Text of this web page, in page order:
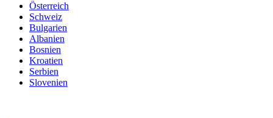
Österreich
Schweiz
Bulgarien
Albanien
Bosnien
Kroatien
Serbien
Slovenien